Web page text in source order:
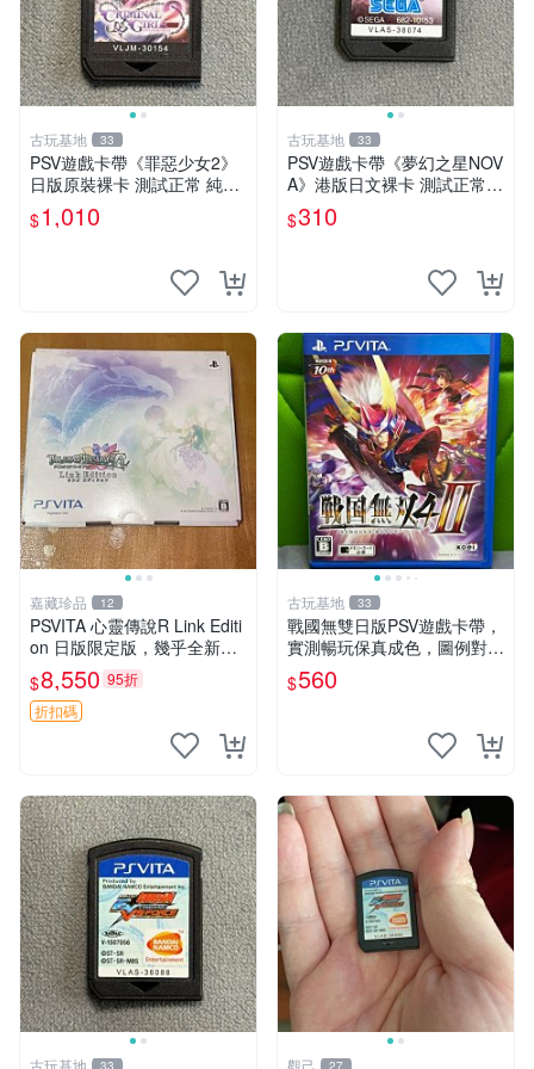
古玩基地 33
PSV遊戲卡帶《罪惡少女2》
日版原裝裸卡 測試正常 純正
日文簡體字顯示 輸出機玩滌
限量嚴選 psv 卡帶 罕有游戲
$1,010
古玩基地 33
PSV遊戲卡帶《夢幻之星NOV
A》港版日文裸卡 測試正常
索尼專用 不退不換 卡帶遊戲
限量收藏 港版 游玩安心
$310
嘉藏珍品 12
PSVITA 心靈傳說R Link Editi
on 日版限定版，幾乎全新，
配件齊全，原裝包裝盒，說明
書，底座，掛件，布袋，卡都
在，游戲光盤已拆封但保存
$8,550 95折
折扣碼
古玩基地 33
戰國無雙日版PSV遊戲卡帶，
實測暢玩保真成色，圖例對應
確保收貨，售出概不退換 戰
國無雙 PSV 日版 游戲 卡帶
$560